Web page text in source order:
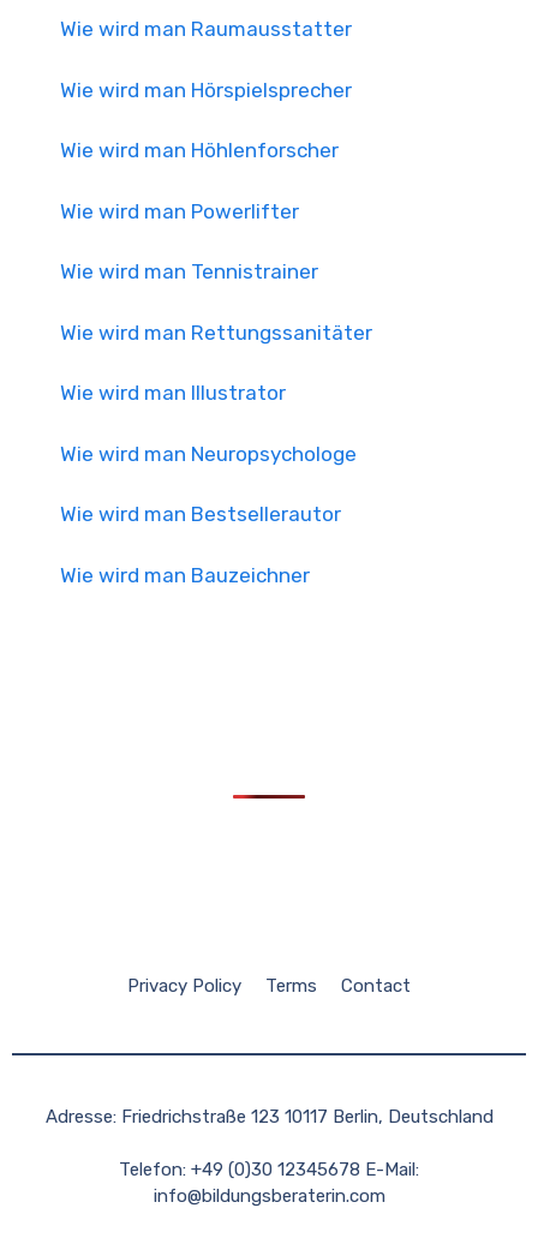
Wie wird man Raumausstatter
Wie wird man Hörspielsprecher
Wie wird man Höhlenforscher
Wie wird man Powerlifter
Wie wird man Tennistrainer
Wie wird man Rettungssanitäter
Wie wird man Illustrator
Wie wird man Neuropsychologe
Wie wird man Bestsellerautor
Wie wird man Bauzeichner
Privacy Policy Terms Contact
Adresse: Friedrichstraße 123 10117 Berlin, Deutschland
Telefon: +49 (0)30 12345678 E-Mail:
info@bildungsberaterin.com